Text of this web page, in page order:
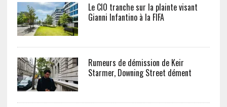
Le CIO tranche sur la plainte visant
Gianni Infantino à la FIFA
Rumeurs de démission de Keir
Starmer, Downing Street dément